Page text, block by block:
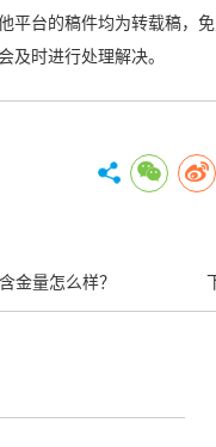
平台的稿件均为转载稿
及时进行处理解决。
金量怎么样？